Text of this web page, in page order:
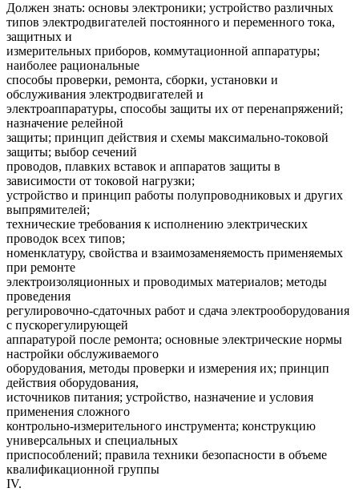
Должен знать: основы электроники; устройство различных
типов электродвигателей постоянного и переменного тока,
защитных и
измерительных приборов, коммутационной аппаратуры;
наиболее рациональные
способы проверки, ремонта, сборки, установки и
обслуживания электродвигателей и
электроаппаратуры, способы защиты их от перенапряжений;
назначение релейной
защиты; принцип действия и схемы максимально-токовой
защиты; выбор сечений
проводов, плавких вставок и аппаратов защиты в
зависимости от токовой нагрузки;
устройство и принцип работы полупроводниковых и других
выпрямителей;
технические требования к исполнению электрических
проводок всех типов;
номенклатуру, свойства и взаимозаменяемость применяемых
при ремонте
электроизоляционных и проводимых материалов; методы
проведения
регулировочно-сдаточных работ и сдача электрооборудования
с пускорегулирующей
аппаратурой после ремонта; основные электрические нормы
настройки обслуживаемого
оборудования, методы проверки и измерения их; принцип
действия оборудования,
источников питания; устройство, назначение и условия
применения сложного
контрольно-измерительного инструмента; конструкцию
универсальных и специальных
приспособлений; правила техники безопасности в объеме
квалификационной группы
IV.